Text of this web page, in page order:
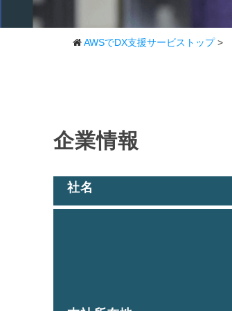
AWSでDX支援サービストップ>
企業情報
社名